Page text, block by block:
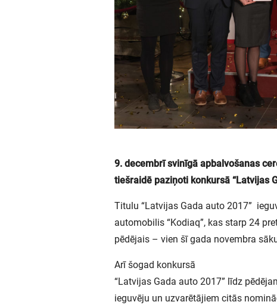
9. decembrī svinīgā apbalvošanas
tiešraidē paziņoti konkursā “Latvijas
Titulu “Latvijas Gada auto 2017”
automobilis “Kodiaq”, kas starp 24
pēdējais – vien šī gada novembra
Arī šogad konkursā
“Latvijas Gada auto 2017” līdz
ieguvēju un uzvarētājiem citās